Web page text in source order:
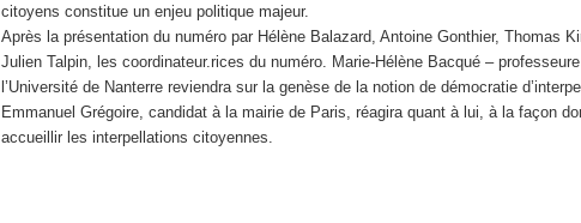
citoyens constitue un enjeu politique majeur.
Après la présentation du numéro par Hélène Balazard, Antoine Gonthier, Thomas
Julien Talpin, les coordinateur.rices du numéro. Marie-Hélène Bacqué –
l’Université de Nanterre reviendra sur la genèse de la notion de démocratie
Emmanuel Grégoire, candidat à la mairie de Paris, réagira quant à lui, à la façon
accueillir les interpellations citoyennes.